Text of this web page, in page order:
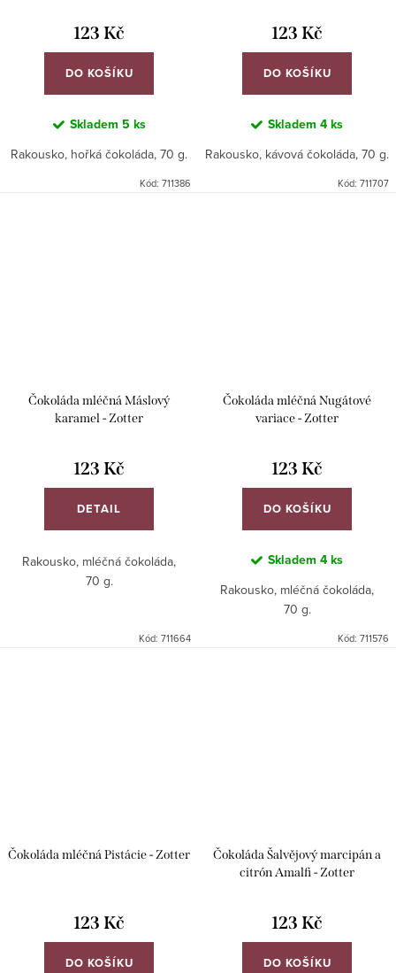
123 Kč
DO KOŠÍKU
Skladem 5 ks
Rakousko, hořká čokoláda, 70 g.
Kód: 711386
123 Kč
DO KOŠÍKU
Skladem 4 ks
Rakousko, kávová čokoláda, 70 g.
Kód: 711707
Čokoláda mléčná Máslový
karamel - Zotter
123 Kč
DETAIL
Rakousko, mléčná čokoláda,
70 g.
Kód: 711664
Čokoláda mléčná Nugátové
variace - Zotter
123 Kč
DO KOŠÍKU
Skladem 4 ks
Rakousko, mléčná čokoláda,
70 g.
Kód: 711576
Čokoláda mléčná Pistácie - Zotter
123 Kč
DO KOŠÍKU
Čokoláda Šalvějový marcipán a
citrón Amalfi - Zotter
123 Kč
DO KOŠÍKU